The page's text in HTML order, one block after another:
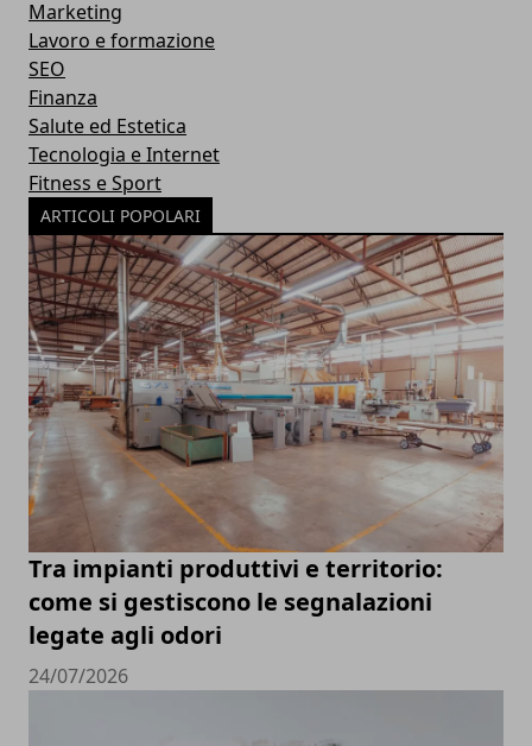
Marketing
Lavoro e formazione
SEO
Finanza
Salute ed Estetica
Tecnologia e Internet
Fitness e Sport
ARTICOLI POPOLARI
Tra impianti produttivi e territorio:
come si gestiscono le segnalazioni
legate agli odori
24/07/2026